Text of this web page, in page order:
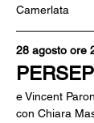
Camerlata
28 agosto ore
e Vincent
con Chiara